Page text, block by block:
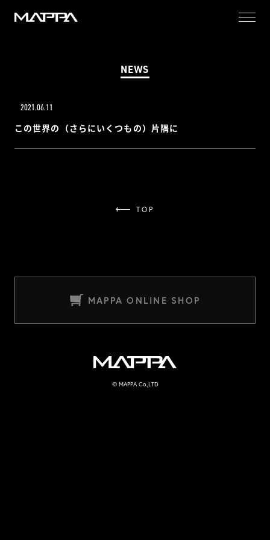
MAPPA
NEWS
2021.06.11
この世界の（さらにいくつもの）片隅に
TOP
MAPPA ONLINE SHOP
MAPPA
© MAPPA Co.,LTD